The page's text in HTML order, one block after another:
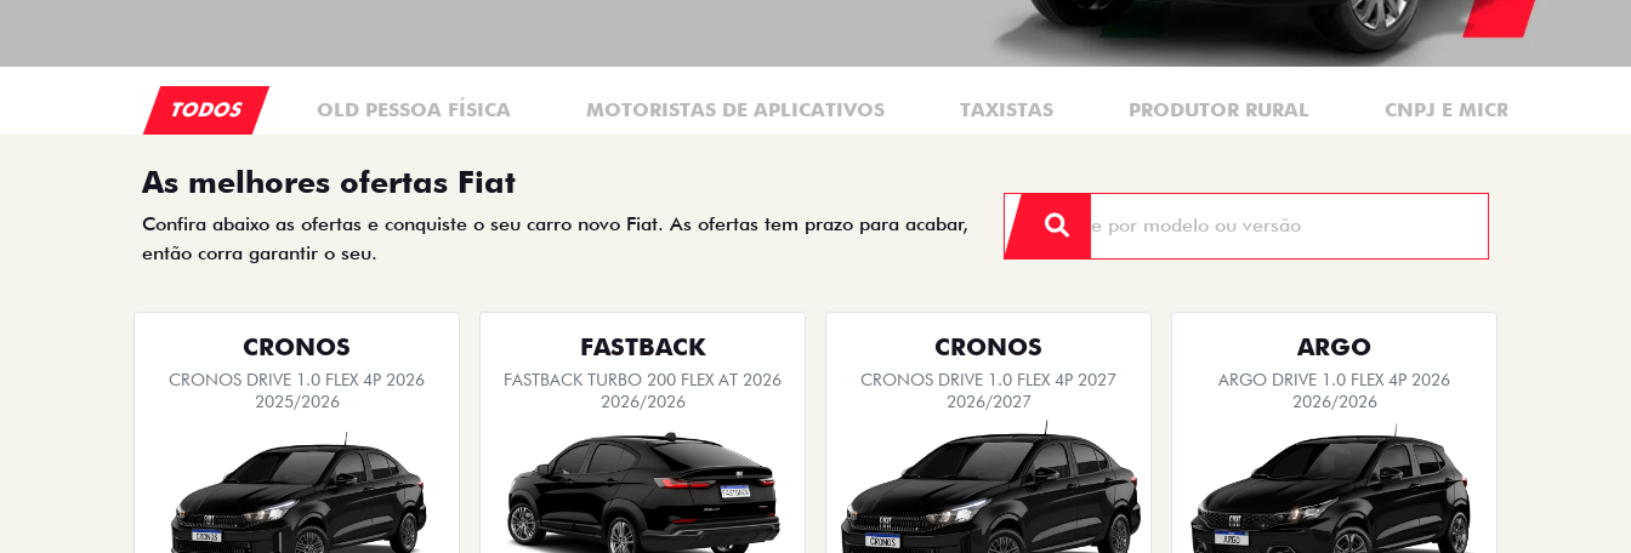
TODOS OLD PESSOA FÍSICA MOTORISTAS DE APLICATIVOS TAXISTAS PRODUTOR RURAL CNPJ E
As melhores ofertas Fiat
Confira abaixo as ofertas e conquiste o seu carro novo Fiat. As ofertas tem prazo para acabar,
então corra garantir o seu.
CRONOS
CRONOS DRIVE 1.0 FLEX 4P 2026
2025/2026
FASTBACK
FASTBACK TURBO 200 FLEX AT 2026
2026/2026
CRONOS
CRONOS DRIVE 1.0 FLEX 4P 2027
2026/2027
ARGO
ARGO DRIVE 1.0 FLEX 4P 2026
2026/2026